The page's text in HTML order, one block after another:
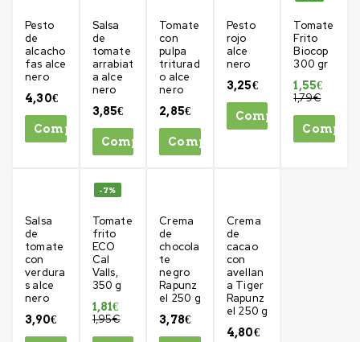
Pesto
de
alcacho
fas alce
nero
4,30€
Comprar
Salsa
de
tomate
arrabiat
a alce
nero
3,85€
Comprar
Tomate
con
pulpa
triturad
o alce
nero
2,85€
Comprar
Pesto
rojo
alce
nero
3,25€
Comprar
Tomate
Frito
Biocop
300 gr
1,79€
1,55€
Salsa
de
tomate
con
verdura
s alce
nero
3,90€
-7%
Tomate
frito
ECO
Cal
Valls,
350 g
1,95€
1,81€
Crema
de
chocola
te
negro
Rapunz
el 250 g
3,78€
Crema
de
cacao
con
avellan
a Tiger
Rapunz
el 250 g
4,80€